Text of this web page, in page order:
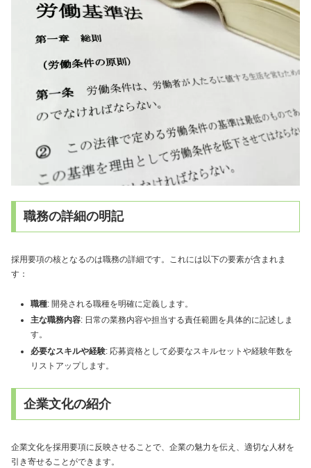
職務の詳細の明記
採用要項の核となるのは職務の詳細です。これには以下の要素が含まれま
す：
職種: 開発される職種を明確に定義します。
主な職務内容: 日常の業務内容や担当する責任範囲を具体的に記述しま
す。
必要なスキルや経験: 応募資格として必要なスキルセットや経験年数を
リストアップします。
企業文化の紹介
企業文化を採用要項に反映させることで、企業の魅力を伝え、適切な人材を
引き寄せることができます。